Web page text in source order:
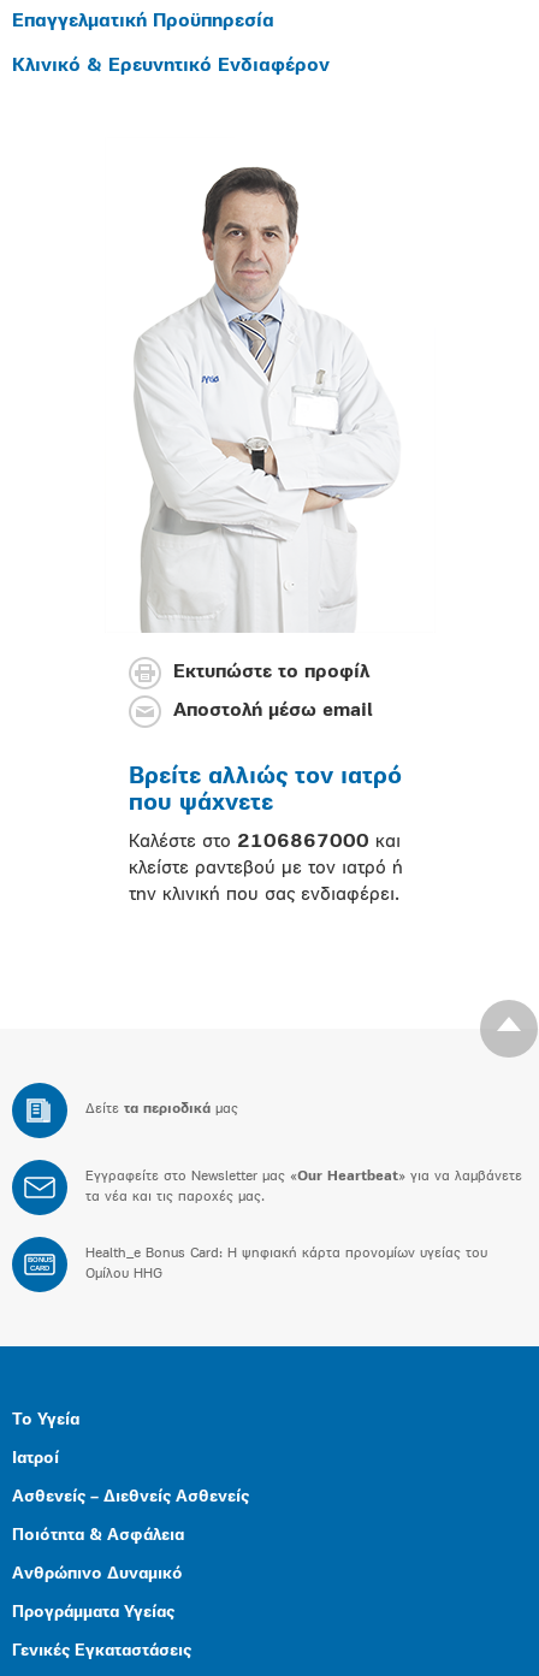
Επαγγελματική Προϋπηρεσία
Κλινικό & Ερευνητικό Ενδιαφέρον
Εκτυπώστε το προφίλ
Αποστολή μέσω email
Βρείτε αλλιώς τον ιατρό
που ψάχνετε
Καλέστε στο 2106867000 και
κλείστε ραντεβού με τον ιατρό ή
την κλινική που σας ενδιαφέρει.
Δείτε τα περιοδικά μας
Εγγραφείτε στο Newsletter μας «Our Heartbeat» για να λαμβάνετε
τα νέα και τις παροχές μας.
BONUS
CARD
Health_e Bonus Card: H ψηφιακή κάρτα προνομίων υγείας του
Ομίλου HHG
Το Υγεία
Ιατροί
Ασθενείς – Διεθνείς Ασθενείς
Ποιότητα & Ασφάλεια
Ανθρώπινο Δυναμικό
Προγράμματα Υγείας
Γενικές Εγκαταστάσεις